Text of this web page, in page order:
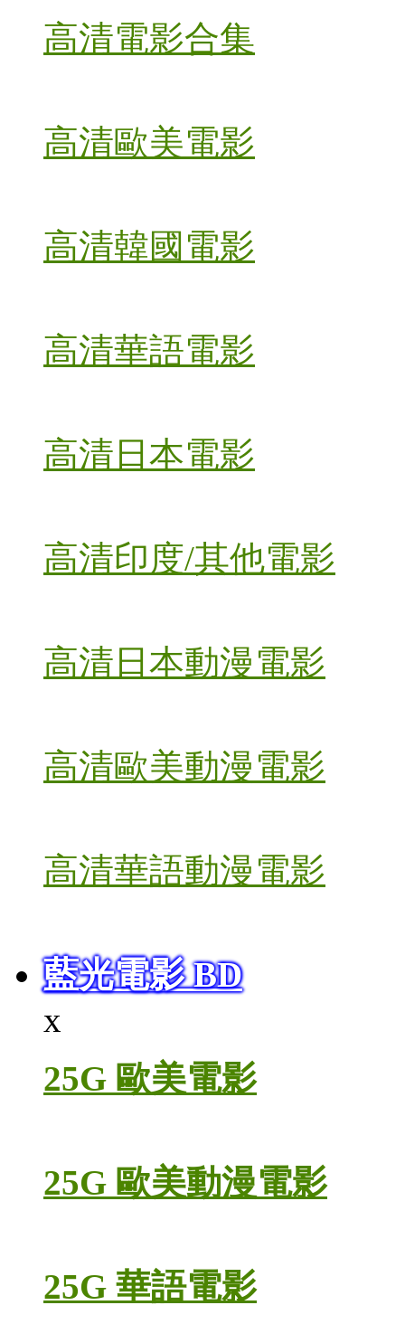
高清電影合集
高清歐美電影
高清韓國電影
高清華語電影
高清日本電影
高清印度/其他電影
高清日本動漫電影
高清歐美動漫電影
高清華語動漫電影
藍光電影 BD
x
25G 歐美電影
25G 歐美動漫電影
25G 華語電影